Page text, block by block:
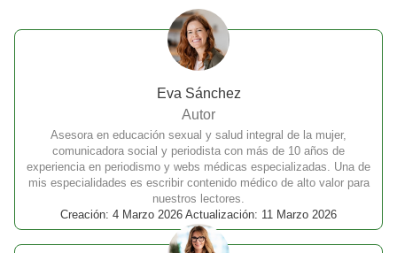
Eva Sánchez
Autor
Asesora en educación sexual y salud integral de la mujer,
comunicadora social y periodista con más de 10 años de
experiencia en periodismo y webs médicas especializadas. Una de
mis especialidades es escribir contenido médico de alto valor para
nuestros lectores.
Creación: 4 Marzo 2026 Actualización: 11 Marzo 2026